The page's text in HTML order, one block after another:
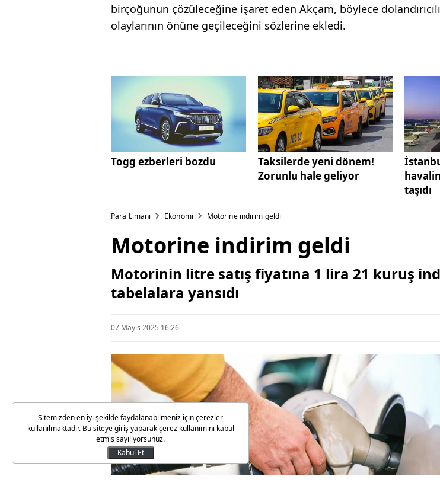
birçoğunun çözüleceğine işaret eden Akçam, böylece
olaylarının önüne geçileceğini sözlerine ekledi.
Togg ezberleri bozdu
Taksilerde yeni dönem!
Zorunlu hale geliyor
taşıdı
Para Limanı Ekonomi Motorine indirim geldi
Motorine indirim geldi
Motorinin litre satış fiyatına 1 lira 21 kuruş
tabelalara yansıdı
07 Mayıs 2025 16:26
Sitemizden en iyi şekilde faydalanabilmeniz için çerezler
kullanılmaktadır. Bu siteye giriş yaparakçerez kullanımını kabul
etmiş sayılıyorsunuz.
Kabul Et